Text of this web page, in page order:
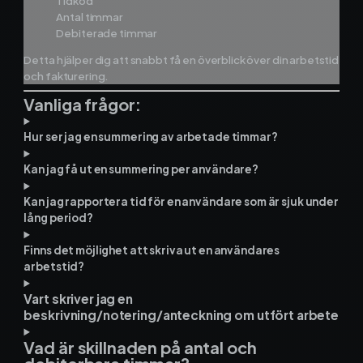
Antal timmar
Debiterade timmar
Detta hjälper dig att snabbt få en överblick över din arbetstid
och fakturering.
Vanliga frågor:
Hur ser jag en summering av arbetade timmar?
Kan jag få ut en summering per användare?
Kan jag rapportera tid för en användare som är sjuk under
lång period?
Finns det möjlighet att skriva ut en användares
arbetstid?
Vart skriver jag en
beskrivning/notering/anteckning om utfört arbete
Vad är skillnaden på antal och